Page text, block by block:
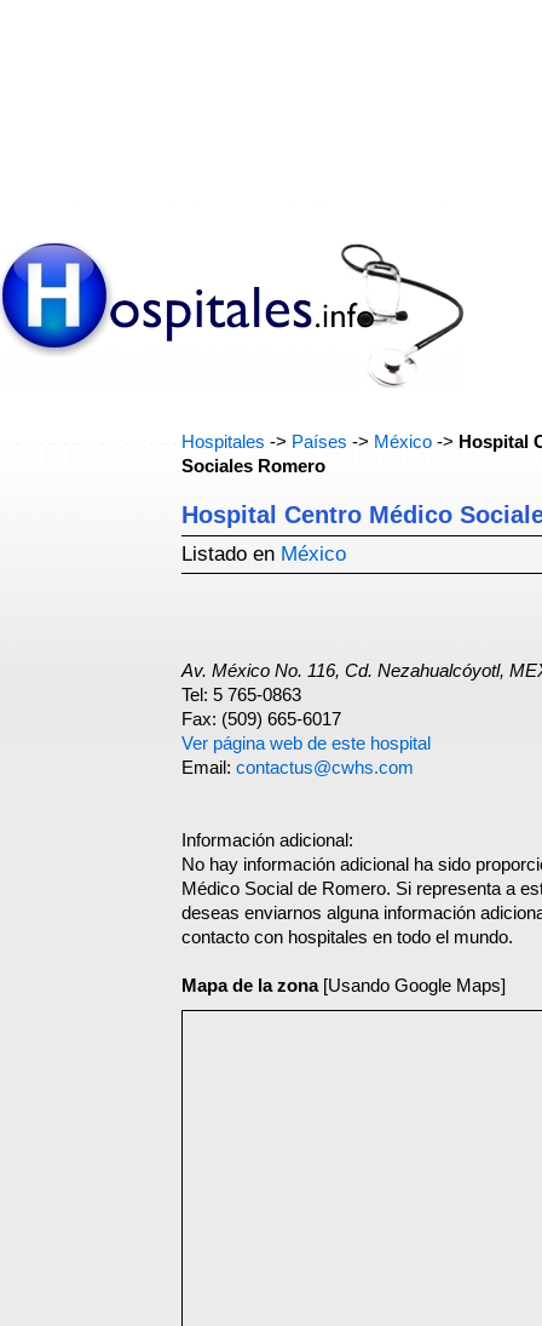
Hospitales -> Países -> México -> Hospital
Sociales Romero
Hospital Centro Médico
Listado en México
Av. México No. 116, Cd. Nezahualcóyotl,
Tel: 5 765-0863
Fax: (509) 665-6017
Ver página web de este hospital
Email: contactus@cwhs.com
Información adicional:
No hay información adicional ha sido
Médico Social de Romero. Si representa a
deseas enviarnos alguna información
contacto con hospitales en todo el mundo.
Mapa de la zona[Usando Google Maps]